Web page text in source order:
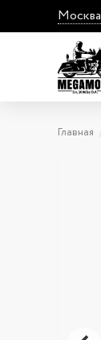
Москва
Главная